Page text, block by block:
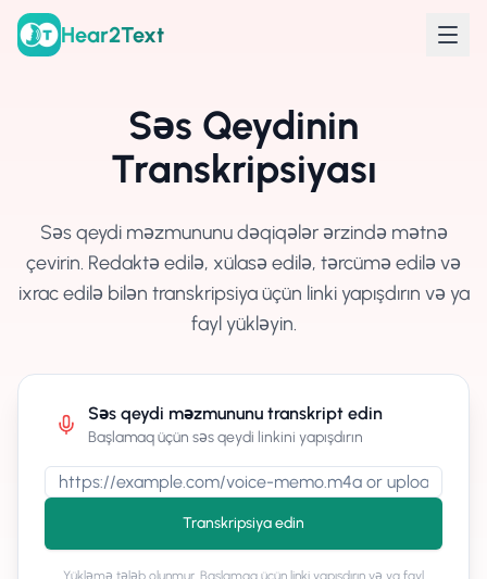
Hear2Text
Səs Qeydinin
Transkripsiyası
Səs qeydi məzmununu dəqiqələr ərzində mətnə
çevirin. Redaktə edilə, xülasə edilə, tərcümə edilə və
ixrac edilə bilən transkripsiya üçün linki yapışdırın və ya
fayl yükləyin.
Səs qeydi məzmununu transkript edin
Başlamaq üçün səs qeydi linkini yapışdırın
Transkripsiya edin
Yükləmə tələb olunmur. Başlamaq üçün linki yapışdırın və ya fayl